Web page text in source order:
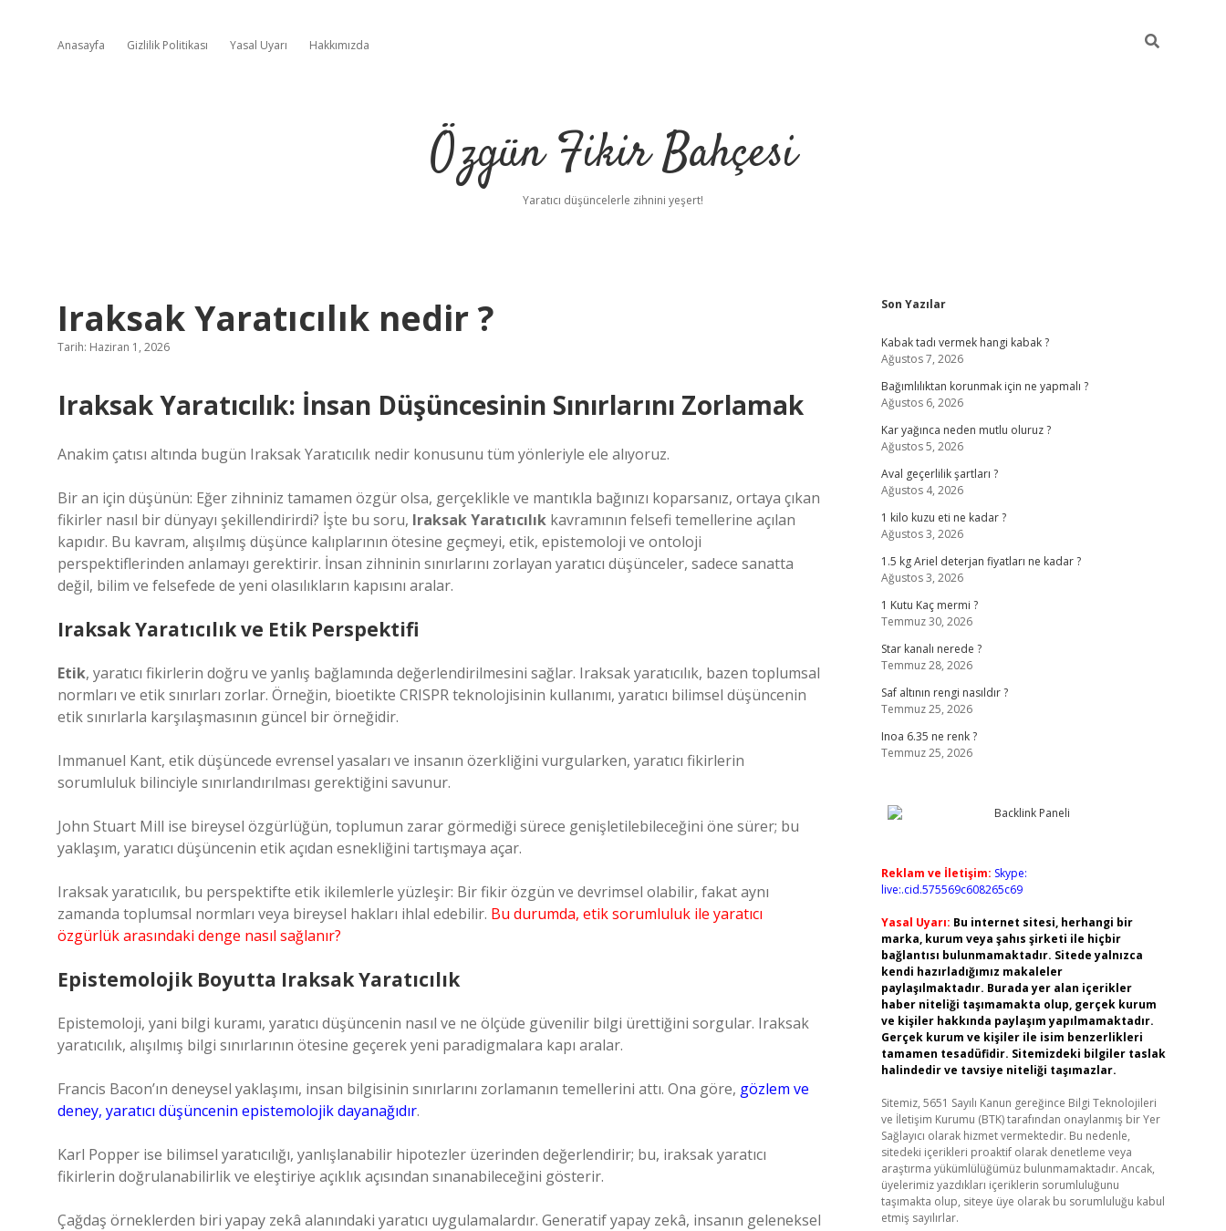
Anasayfa Gizlilik Politikası Yasal Uyarı Hakkımızda
Özgün Fikir Bahçesi
Yaratıcı düşüncelerle zihnini yeşert!
Iraksak Yaratıcılık nedir ?
Tarih: Haziran 1, 2026
Iraksak Yaratıcılık: İnsan Düşüncesinin Sınırlarını Zorlamak
Anakim çatısı altında bugün Iraksak Yaratıcılık nedir konusunu tüm yönleriyle ele alıyoruz.
Bir an için düşünün: Eğer zihniniz tamamen özgür olsa, gerçeklikle ve mantıkla bağınızı koparsanız, ortaya çıkan
fikirler nasıl bir dünyayı şekillendirirdi? İşte bu soru, Iraksak Yaratıcılık kavramının felsefi temellerine açılan
kapıdır. Bu kavram, alışılmış düşünce kalıplarının ötesine geçmeyi, etik, epistemoloji ve ontoloji
perspektiflerinden anlamayı gerektirir. İnsan zihninin sınırlarını zorlayan yaratıcı düşünceler, sadece sanatta
değil, bilim ve felsefede de yeni olasılıkların kapısını aralar.
Iraksak Yaratıcılık ve Etik Perspektifi
Etik, yaratıcı fikirlerin doğru ve yanlış bağlamında değerlendirilmesini sağlar. Iraksak yaratıcılık, bazen toplumsal
normları ve etik sınırları zorlar. Örneğin, bioetikte CRISPR teknolojisinin kullanımı, yaratıcı bilimsel düşüncenin
etik sınırlarla karşılaşmasının güncel bir örneğidir.
Immanuel Kant, etik düşüncede evrensel yasaları ve insanın özerkliğini vurgularken, yaratıcı fikirlerin
sorumluluk bilinciyle sınırlandırılması gerektiğini savunur.
John Stuart Mill ise bireysel özgürlüğün, toplumun zarar görmediği sürece genişletilebileceğini öne sürer; bu
yaklaşım, yaratıcı düşüncenin etik açıdan esnekliğini tartışmaya açar.
Iraksak yaratıcılık, bu perspektifte etik ikilemlerle yüzleşir: Bir fikir özgün ve devrimsel olabilir, fakat aynı
zamanda toplumsal normları veya bireysel hakları ihlal edebilir. Bu durumda, etik sorumluluk ile yaratıcı
özgürlük arasındaki denge nasıl sağlanır?
Epistemolojik Boyutta Iraksak Yaratıcılık
Epistemoloji, yani bilgi kuramı, yaratıcı düşüncenin nasıl ve ne ölçüde güvenilir bilgi ürettiğini sorgular. Iraksak
yaratıcılık, alışılmış bilgi sınırlarının ötesine geçerek yeni paradigmalara kapı aralar.
Francis Bacon’ın deneysel yaklaşımı, insan bilgisinin sınırlarını zorlamanın temellerini attı. Ona göre, gözlem ve
deney, yaratıcı düşüncenin epistemolojik dayanağıdır.
Karl Popper ise bilimsel yaratıcılığı, yanlışlanabilir hipotezler üzerinden değerlendirir; bu, iraksak yaratıcı
fikirlerin doğrulanabilirlik ve eleştiriye açıklık açısından sınanabileceğini gösterir.
Çağdaş örneklerden biri yapay zekâ alanındaki yaratıcı uygulamalardır. Generatif yapay zekâ, insanın geleneksel
Sidebar
Son Yazılar
Kabak tadı vermek hangi kabak ?
Ağustos 7, 2026
Bağımlılıktan korunmak için ne yapmalı ?
Ağustos 6, 2026
Kar yağınca neden mutlu oluruz ?
Ağustos 5, 2026
Aval geçerlilik şartları ?
Ağustos 4, 2026
1 kilo kuzu eti ne kadar ?
Ağustos 3, 2026
1.5 kg Ariel deterjan fiyatları ne kadar ?
Ağustos 3, 2026
1 Kutu Kaç mermi ?
Temmuz 30, 2026
Star kanalı nerede ?
Temmuz 28, 2026
Saf altının rengi nasıldır ?
Temmuz 25, 2026
Inoa 6.35 ne renk ?
Temmuz 25, 2026
Reklam ve İletişim: Skype:
live:.cid.575569c608265c69
Yasal Uyarı: Bu internet sitesi, herhangi bir
marka, kurum veya şahıs şirketi ile hiçbir
bağlantısı bulunmamaktadır. Sitede yalnızca
kendi hazırladığımız makaleler
paylaşılmaktadır. Burada yer alan içerikler
haber niteliği taşımamakta olup, gerçek kurum
ve kişiler hakkında paylaşım yapılmamaktadır.
Gerçek kurum ve kişiler ile isim benzerlikleri
tamamen tesadüfidir. Sitemizdeki bilgiler taslak
halindedir ve tavsiye niteliği taşımazlar.
Sitemiz, 5651 Sayılı Kanun gereğince Bilgi Teknolojileri
ve İletişim Kurumu (BTK) tarafından onaylanmış bir Yer
Sağlayıcı olarak hizmet vermektedir. Bu nedenle,
sitedeki içerikleri proaktif olarak denetleme veya
araştırma yükümlülüğümüz bulunmamaktadır. Ancak,
üyelerimiz yazdıkları içeriklerin sorumluluğunu
taşımakta olup, siteye üye olarak bu sorumluluğu kabul
etmiş sayılırlar.